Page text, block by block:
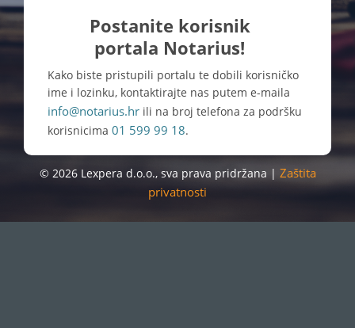
Postanite korisnik
portala Notarius!
Kako biste pristupili portalu te dobili korisničko
ime i lozinku, kontaktirajte nas putem e-maila
info@notarius.hr ili na broj telefona za podršku
korisnicima 01 599 99 18.
© 2026 Lexpera d.o.o., sva prava pridržana | Zaštita
privatnosti